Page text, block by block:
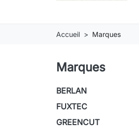
Accueil Marques
Marques
BERLAN
FUXTEC
GREENCUT